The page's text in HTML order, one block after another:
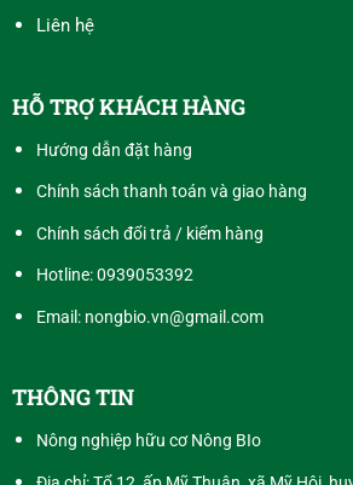
Liên hệ
HỖ TRỢ KHÁCH HÀNG
Hướng dẫn đặt hàng
Chính sách thanh toán và giao hàng
Chính sách đổi trả / kiểm hàng
Hotline:0939053392
Email: nongbio.vn@gmail.com
THÔNG TIN
Nông nghiệp hữu cơ Nông BIo